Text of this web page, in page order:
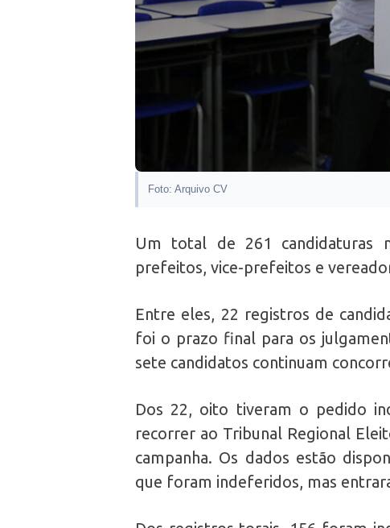
Foto: Arquivo CV
Um total de 261 candidaturas
prefeitos, vice-prefeitos e
Entre eles, 22 registros de
foi o prazo final para os
sete candidatos continuam
Dos 22, oito tiveram o pedido
recorrer ao Tribunal Regional
campanha. Os dados estão
que foram indeferidos, mas